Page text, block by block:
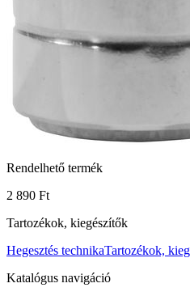
Rendelhető termék
2 890 Ft
Tartozékok, kiegészítők
Hegesztés technikaTartozékok,
Katalógus navigáció